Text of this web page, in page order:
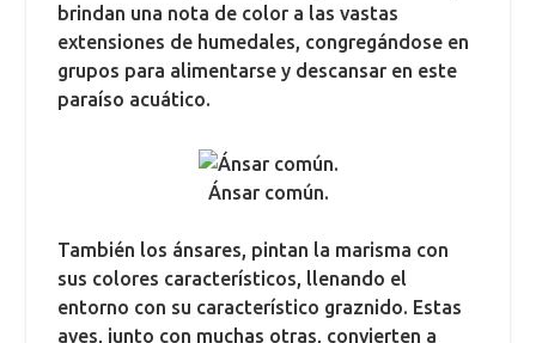
brindan una nota de color a las vastas
extensiones de humedales, congregándose en
grupos para alimentarse y descansar en este
paraíso acuático.
Ánsar común.
También los ánsares, pintan la marisma con
sus colores característicos, llenando el
entorno con su característico graznido. Estas
aves, junto con muchas otras, convierten a